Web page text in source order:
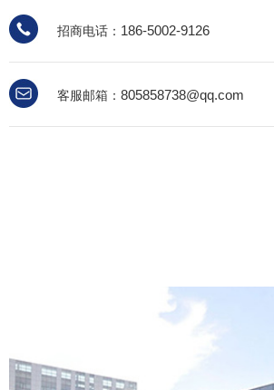
招商电话： 186-5002-9126
客服邮箱： 805858738@qq.com